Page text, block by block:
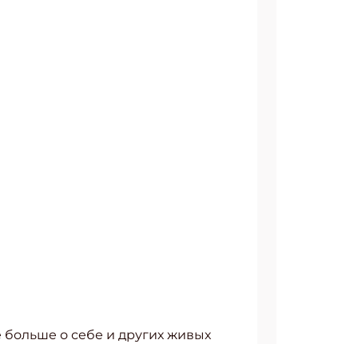
больше о себе и других живых